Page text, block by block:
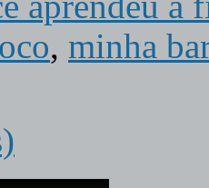
, minha